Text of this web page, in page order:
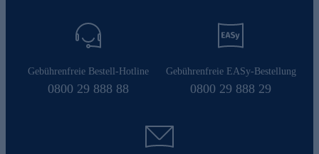
Gebührenfreie Bestell-Hotline
0800 29 888 88
Gebührenfreie EASy-Bestellung
0800 29 888 29